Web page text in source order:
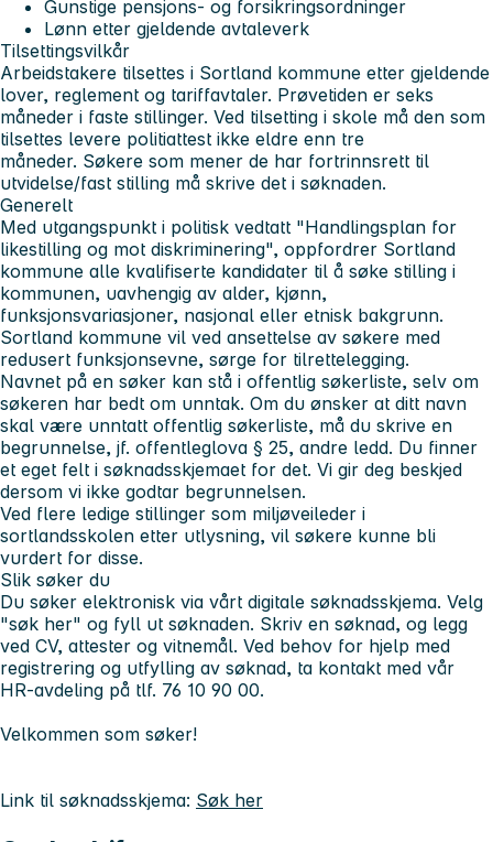
Gunstige pensjons- og forsikringsordninger
Lønn etter gjeldende avtaleverk
Tilsettingsvilkår
Arbeidstakere tilsettes i Sortland kommune etter gjeldende
lover, reglement og tariffavtaler. Prøvetiden er seks
måneder i faste stillinger. Ved tilsetting i skole må den som
tilsettes levere politiattest ikke eldre enn tre
måneder. Søkere som mener de har fortrinnsrett til
utvidelse/fast stilling må skrive det i søknaden.
Generelt
Med utgangspunkt i politisk vedtatt "Handlingsplan for
likestilling og mot diskriminering", oppfordrer Sortland
kommune alle kvalifiserte kandidater til å søke stilling i
kommunen, uavhengig av alder, kjønn,
funksjonsvariasjoner, nasjonal eller etnisk bakgrunn.
Sortland kommune vil ved ansettelse av søkere med
redusert funksjonsevne, sørge for tilrettelegging.
Navnet på en søker kan stå i offentlig søkerliste, selv om
søkeren har bedt om unntak. Om du ønsker at ditt navn
skal være unntatt offentlig søkerliste, må du skrive en
begrunnelse, jf. offentleglova § 25, andre ledd. Du finner
et eget felt i søknadsskjemaet for det. Vi gir deg beskjed
dersom vi ikke godtar begrunnelsen.
Ved flere ledige stillinger som miljøveileder i
sortlandsskolen etter utlysning, vil søkere kunne bli
vurdert for disse.
Slik søker du
Du søker elektronisk via vårt digitale søknadsskjema. Velg
"søk her" og fyll ut søknaden. Skriv en søknad, og legg
ved CV, attester og vitnemål. Ved behov for hjelp med
registrering og utfylling av søknad, ta kontakt med vår
HR-avdeling på tlf. 76 10 90 00.
Velkommen som søker!
Link til søknadsskjema: Søk her